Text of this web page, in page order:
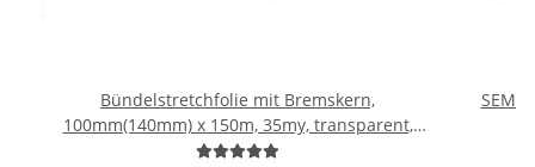
Bündelstretchfolie mit Bremskern,
100mm(140mm) x 150m, 35my, transparent,
Standard 150% (30 RL pro Karton), inkl. 1 Abroller